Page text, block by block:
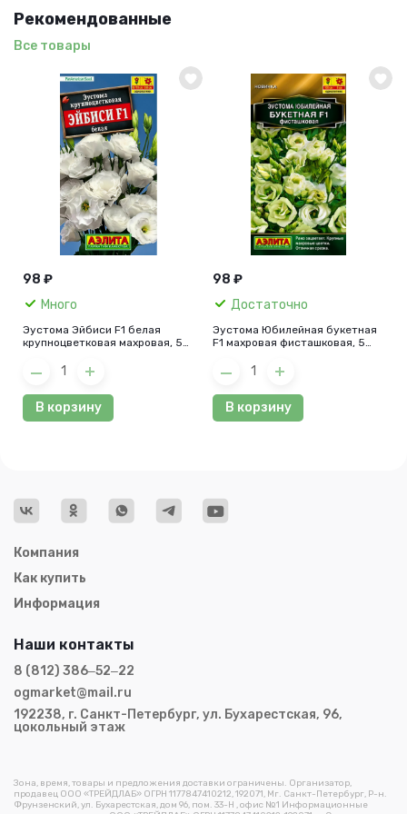
Рекомендованные
Все товары
98 ₽
Много
Эустома Эйбиси F1 белая
крупноцветковая махровая, 5
В корзину
98 ₽
Достаточно
Эустома Юбилейная букетная
F1 махровая фисташковая, 5
В корзину
Компания
Как купить
Информация
Зона, время, товары и предложения доставки ограничены. Организатор,
продавец ООО «ТРЕЙДЛАБ» ОГРН 1177847410212, 192071, Мг. Санкт-Петербург, Р-н.
Фрунзенский, ул. Бухарестская, дом 96, пом. 33-Н , офис №1 Информационные
Наши контакты
8 (812) 386‒52‒22
ogmarket@mail.ru
192238, г. Санкт-Петербург, ул. Бухарестская, 96,
цокольный этаж